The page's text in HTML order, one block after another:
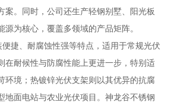
案。同时，公司还生产轻钢别墅、阳光板
为核心，覆盖多领域的产品矩阵。
捷、耐腐蚀性强等特点，适用于常规光伏
在耐候性与防腐性能上更进一步，特别适
环境；热镀锌光伏支架则以其优异的抗腐
地面电站与农业光伏项目。神龙谷不锈钢